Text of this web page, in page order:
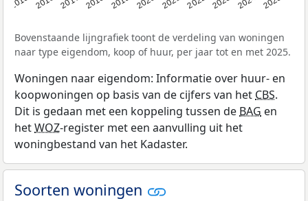
Bovenstaande lijngrafiek toont de verdeling van woningen
naar type eigendom, koop of huur, per jaar tot en met 2025.
Woningen naar eigendom: Informatie over huur- en
koopwoningen op basis van de cijfers van het CBS.
Dit is gedaan met een koppeling tussen de BAG en
hetWOZ-register met een aanvulling uit het
woningbestand van het Kadaster.
Soorten woningen